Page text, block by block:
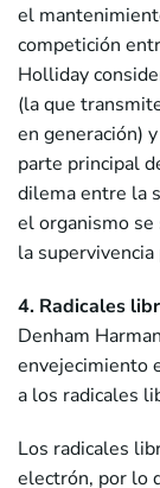
el
competición
Holliday
(la que
en generación)
parte principal
dilema entre la
el organismo
la
4. Radicales
Denham
envejecimiento
a los radicales
Los radicales
electrón, por lo